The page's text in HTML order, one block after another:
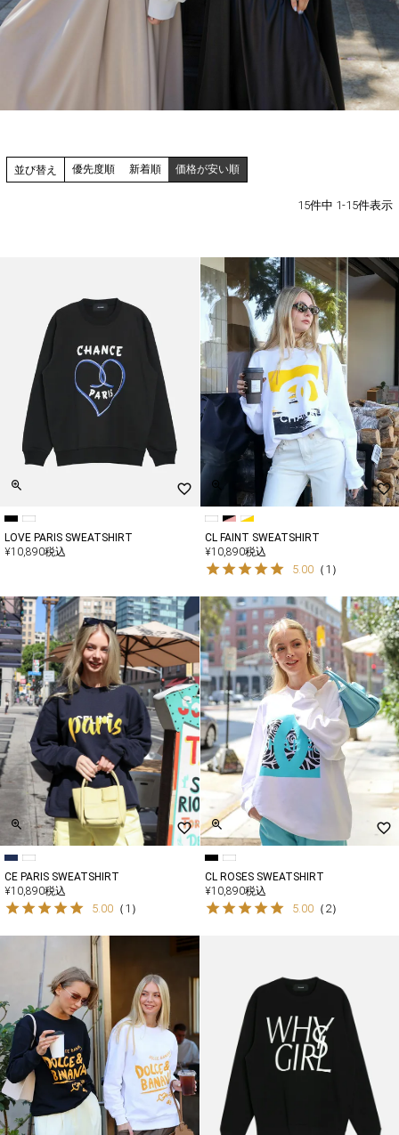
並び替え 優先度順 新着順 価格が安い順
15件中 1-15件表示
LOVE PARIS SWEATSHIRT
¥10,890税込
CL FAINT SWEATSHIRT
¥10,890税込
5.00（ 1 ）
CE PARIS SWEATSHIRT
¥10,890税込
5.00 （ 1 ）
CL ROSES SWEATSHIRT
¥10,890税込
5.00（ 2）